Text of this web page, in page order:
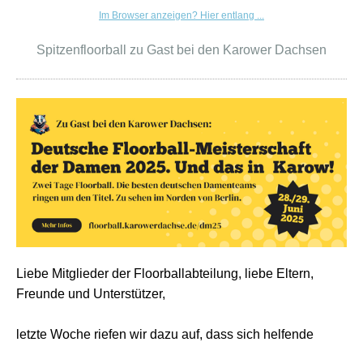
Im Browser anzeigen? Hier entlang ...
Spitzenfloorball zu Gast bei den Karower Dachsen
Liebe Mitglieder der Floorballabteilung, liebe Eltern,
Freunde und Unterstützer,
letzte Woche riefen wir dazu auf, dass sich helfende